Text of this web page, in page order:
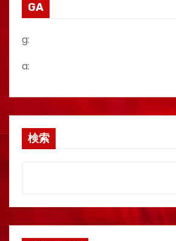
GA
g:
a:
検索